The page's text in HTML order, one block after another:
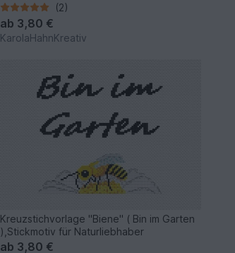
(2)
ab 3,80 €
KarolaHahnKreativ
Kreuzstichvorlage "Biene" ( Bin im Garten
),Stickmotiv für Naturliebhaber
ab 3,80 €